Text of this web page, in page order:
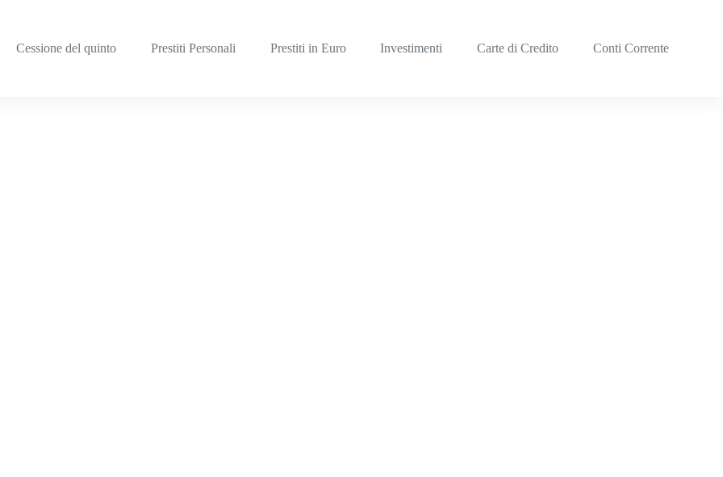
Cessione del quinto Prestiti Personali Prestiti in Euro Investimenti Carte di Credito Conti Corrente